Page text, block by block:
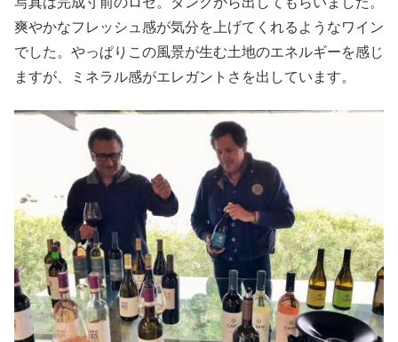
爽やかなフレッシュ感が気分を上げてくれるようなワイン
でした。やっぱりこの風景が生む土地のエネルギーを感じ
ますが、ミネラル感がエレガントさを出しています。